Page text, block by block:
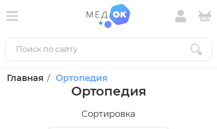
Главная Ортопедия
Ортопедия
Сортировка